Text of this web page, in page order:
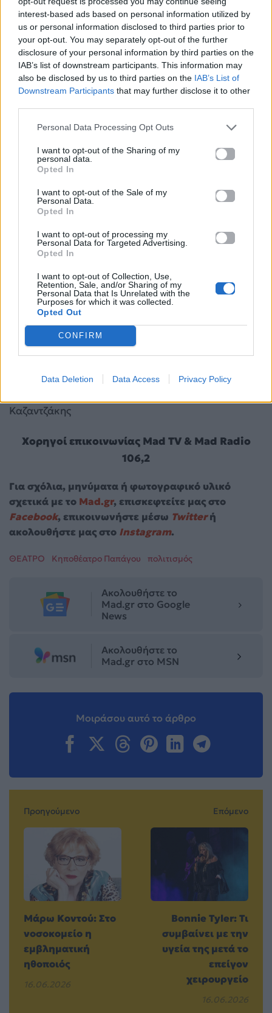
interest-based ads based on personal information utilized by
us or personal information disclosed to third parties prior to
your opt-out. You may separately opt-out of the further
disclosure of your personal information by third parties on the
IAB’s list of downstream participants. This information may
also be disclosed by us to third parties on the IAB’s List of
Downstream Participants that may further disclose it to other
Personal Data Processing Opt Outs
I want to opt-out of the Sharing of my
personal data.
Opted In
I want to opt-out of the Sale of my
Personal Data.
Opted In
I want to opt-out of processing my
Personal Data for Targeted Advertising.
Opted In
I want to opt-out of Collection, Use,
Retention, Sale, and/or Sharing of my
Personal Data that Is Unrelated with the
Purposes for which it was collected.
Opted Out
CONFIRM
Data Deletion Data Access Privacy Policy
Βουγιουκλάκη”
9 Ιουλίου | Ιωάννινα – Υπαίθριο Θέατρο ΕΗΜ
16 Ιουλίου | Πάτρα – Θερινό Δημοτικό Θέατρο
22 Ιουλίου | Θέατρο Δάσους
31 Ιουλίου | Ανοιχτό Θέατρο Καλαμάτας
17 Αυγούστου | Χανιά – Θέατρο Ανατολικής Τάφρου
Καζαντζάκης
Χορηγοί επικοινωνίας Mad TV & Mad Radio
106,2
Για σχόλια, μηνύματα ή φωτογραφικό υλικό
σχετικά με το Mad.gr, επισκεφτείτε μας στο
Facebook, επικοινωνήστε μέσω Twitterή
ακολουθήστε μας στο Instagram.
ΘΕΑΤΡΟ Κηποθέατρο Παπάγου πολιτισμός
Ακολουθήστε το
Mad.gr στο Google
News
Ακολουθήστε το
Mad.gr στο MSN
Μοιράσου αυτό το άρθρο
Προηγούμενο
Μάρω Κοντού: Στο
νοσοκομείο η
εμβληματική
ηθοποιός
16.06.2026
Επόμενο
Bonnie Tyler: Τι
συμβαίνει με την
υγεία της μετά το
επείγον
χειρουργείο
16.06.2026